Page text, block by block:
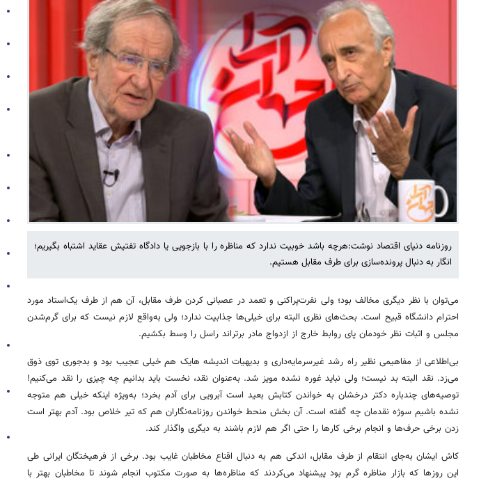
روزنامه دنیای اقتصاد نوشت:هرچه باشد خوبیت ندارد که مناظره را با بازجویی یا دادگاه تفتیش عقاید اشتباه بگیریم؛
انگار به دنبال پرونده‌سازی برای طرف مقابل هستیم.
می‌توان با نظر دیگری مخالف بود؛ ولی نفرت‌پراکنی و تعمد در عصبانی کردن طرف مقابل، آن هم از طرف یک‌استاد مورد
احترام دانشگاه قبیح است. بحث‌های نظری البته برای خیلی‌ها جذابیت ندارد؛ ولی به‌واقع لازم نیست که برای گرم‌شدن
مجلس و اثبات نظر خودمان پای روابط خارج از ازدواج مادر برتراند راسل را وسط بکشیم.
بی‌اطلاعی از مفاهیمی نظیر راه رشد غیرسرمایه‌داری و بدیهیات اندیشه هایک هم خیلی عجیب بود و بدجوری توی ذوق
می‌زد. نقد البته بد نیست؛ ولی نباید غوره نشده مویز شد. به‌عنوان نقد، نخست باید بدانیم چه چیزی را نقد می‌کنیم!
توصیه‌های چندباره دکتر درخشان به خواندن کتابش بعید است آبرویی برای آدم بخرد؛ به‌ویژه اینکه خیلی هم متوجه
نشده باشیم سوژه نقدمان چه گفته است. آن بخش منحط خواندن روزنامه‌نگاران هم که تیر خلاص بود. آدم بهتر است
زدن برخی حرف‌ها و انجام برخی کارها را حتی اگر هم لازم باشند به دیگری واگذار کند.
کاش ایشان به‌جای انتقام از طرف مقابل، اندکی هم به دنبال اقناع مخاطبان غایب بود. برخی از فرهیختگان ایرانی طی
این روزها که بازار مناظره گرم بود پیشنهاد می‌کردند که مناظره‌ها به صورت مکتوب انجام شوند تا مخاطبان بهتر با